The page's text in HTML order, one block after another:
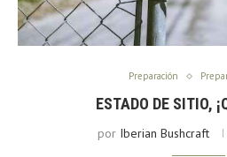
Preparación
ESTADO DE SITIO,
por Iberian Bushcraft